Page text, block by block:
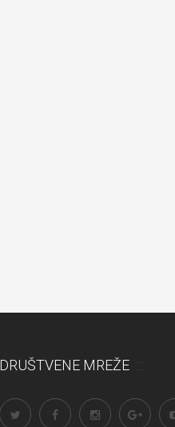
DRUŠTVENE MREŽE